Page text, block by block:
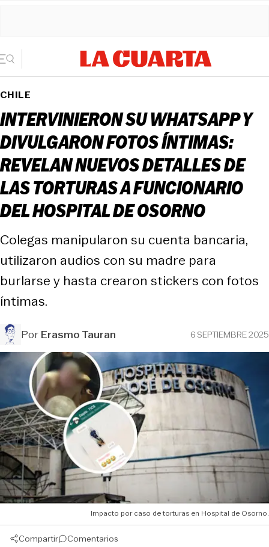
CHILE
INTERVINIERON SU WHATSAPP Y
DIVULGARON FOTOS ÍNTIMAS:
REVELAN NUEVOS DETALLES DE
LAS TORTURAS A FUNCIONARIO
DEL HOSPITAL DE OSORNO
Colegas manipularon su cuenta bancaria,
utilizaron audios con su madre para
burlarse y hasta crearon stickers con fotos
íntimas.
PorErasmo Tauran 6 SEPTIEMBRE 2025
Impacto por caso de torturas en Hospital de Osorno.
Compartir Comentarios